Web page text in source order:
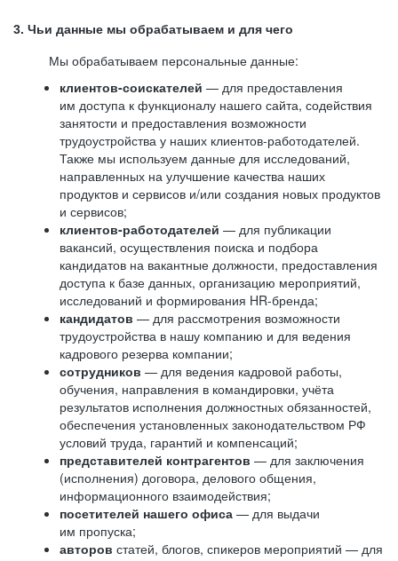
3. Чьи данные мы обрабатываем и для чего
Мы обрабатываем персональные данные:
клиентов-соискателей — для предоставления
им доступа к функционалу нашего сайта, содействия
занятости и предоставления возможности
трудоустройства у наших клиентов-работодателей.
Также мы используем данные для исследований,
направленных на улучшение качества наших
продуктов и сервисов и/или создания новых продуктов
и сервисов;
клиентов-работодателей — для публикации
вакансий, осуществления поиска и подбора
кандидатов на вакантные должности, предоставления
доступа к базе данных, организацию мероприятий,
исследований и формирования HR-бренда;
кандидатов — для рассмотрения возможности
трудоустройства в нашу компанию и для ведения
кадрового резерва компании;
сотрудников — для ведения кадровой работы,
обучения, направления в командировки, учёта
результатов исполнения должностных обязанностей,
обеспечения установленных законодательством РФ
условий труда, гарантий и компенсаций;
представителей контрагентов — для заключения
(исполнения) договора, делового общения,
информационного взаимодействия;
посетителей нашего офиса — для выдачи
им пропуска;
авторов статей, блогов, спикеров мероприятий — для